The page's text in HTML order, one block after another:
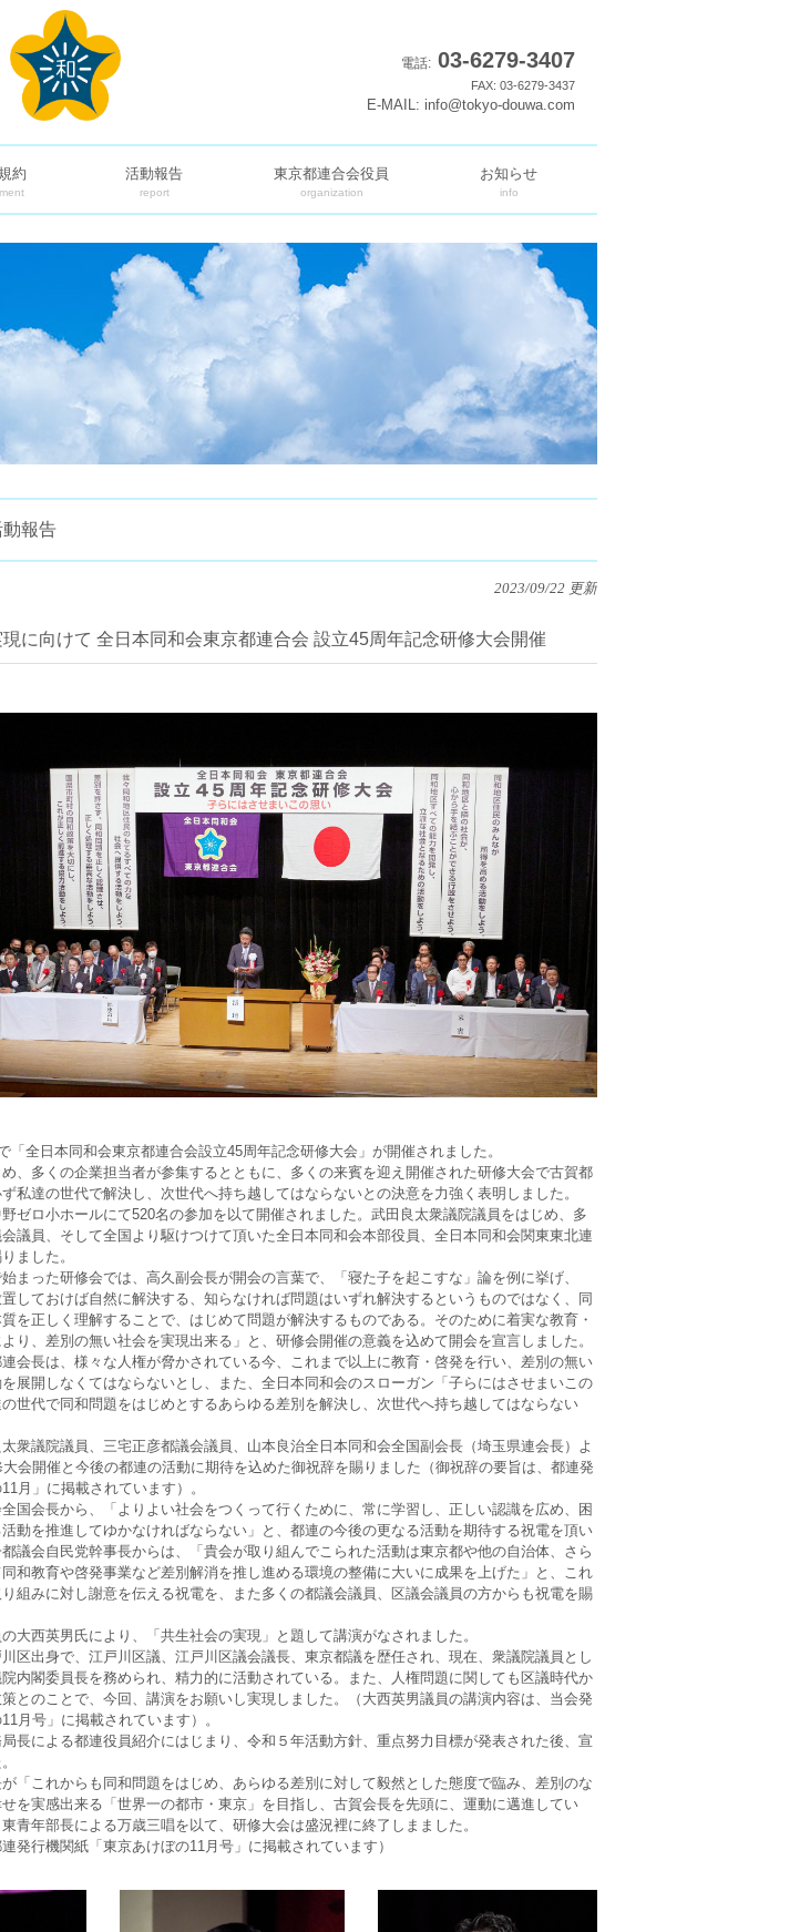
電話: 03-6279-3407
FAX: 03-6279-3437
E-MAIL: info@tokyo-douwa.com
約 活動報告
report
東京都連合会役員
organization
お知らせ
info
動報告
2023/09/22 更新
に向けて 全日本同和会東京都連合会 設立45周年記念研修大会開催
全日本同和会東京都連合会設立45周年記念研修大会」が開催されました。
、多くの企業担当者が参集するとともに、多くの来賓を迎え開催された研修大会で古賀都
私達の世代で解決し、次世代へ持ち越してはならないとの決意を力強く表明しました。
ゼロ小ホールにて520名の参加を以て開催されました。武田良太衆議院議員をはじめ、多
議員、そして全国より駆けつけて頂いた全日本同和会本部役員、全日本同和会関東東北連
ました。
まった研修会では、高久副会長が開会の言葉で、「寝た子を起こすな」論を例に挙げ、
置しておけば自然に解決する、知らなければ問題はいずれ解決するというものではなく、同
を正しく理解することで、はじめて問題が解決するものである。そのために着実な教育・
り、差別の無い社会を実現出来る」と、研修会開催の意義を込めて開会を宣言しました。
会長は、様々な人権が脅かされている今、これまで以上に教育・啓発を行い、差別の無い
展開しなくてはならないとし、また、全日本同和会のスローガン「子らにはさせまいこの
世代で同和問題をはじめとするあらゆる差別を解決し、次世代へ持ち越してはならない
衆議院議員、三宅正彦都議会議員、山本良治全日本同和会全国副会長（埼玉県連会長）よ
会開催と今後の都連の活動に期待を込めた御祝辞を賜りました（御祝辞の要旨は、都連発
月」に掲載されています）。
国会長から、「よりよい社会をつくって行くために、常に学習し、正しい認識を広め、困
動を推進してゆかなければならない」と、都連の今後の更なる活動を期待する祝電を頂い
議会自民党幹事長からは、「貴会が取り組んでこられた活動は東京都や他の自治体、さら
和教育や啓発事業など差別解消を推し進める環境の整備に大いに成果を上げた」と、これ
組みに対し謝意を伝える祝電を、また多くの都議会議員、区議会議員の方からも祝電を賜
大西英男氏により、「共生社会の実現」と題して講演がなされました。
区出身で、江戸川区議、江戸川区議会議長、東京都議を歴任され、現在、衆議院議員とし
内閣委員長を務められ、精力的に活動されている。また、人権問題に関しても区議時代か
とのことで、今回、講演をお願いし実現しました。（大西英男議員の講演内容は、当会発
月号」に掲載されています）。
長による都連役員紹介にはじまり、令和５年活動方針、重点努力目標が発表された後、宣
「これからも同和問題をはじめ、あらゆる差別に対して毅然とした態度で臨み、差別のな
を実感出来る「世界一の都市・東京」を目指し、古賀会長を先頭に、運動に邁進してい
青年部長による万歳三唱を以て、研修大会は盛況裡に終了しまました。
発行機関紙「東京あけぼの11月号」に掲載されています）